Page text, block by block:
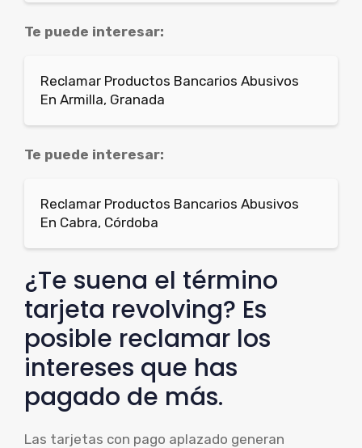
Te puede interesar:
Reclamar Productos Bancarios Abusivos
En Armilla, Granada
Te puede interesar:
Reclamar Productos Bancarios Abusivos
En Cabra, Córdoba
¿Te suena el término
tarjeta revolving? Es
posible reclamar los
intereses que has
pagado de más.
Las tarjetas con pago aplazado generan